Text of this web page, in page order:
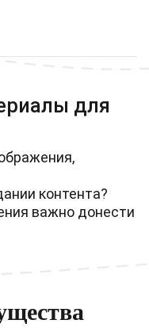
для
контента?
важно донести